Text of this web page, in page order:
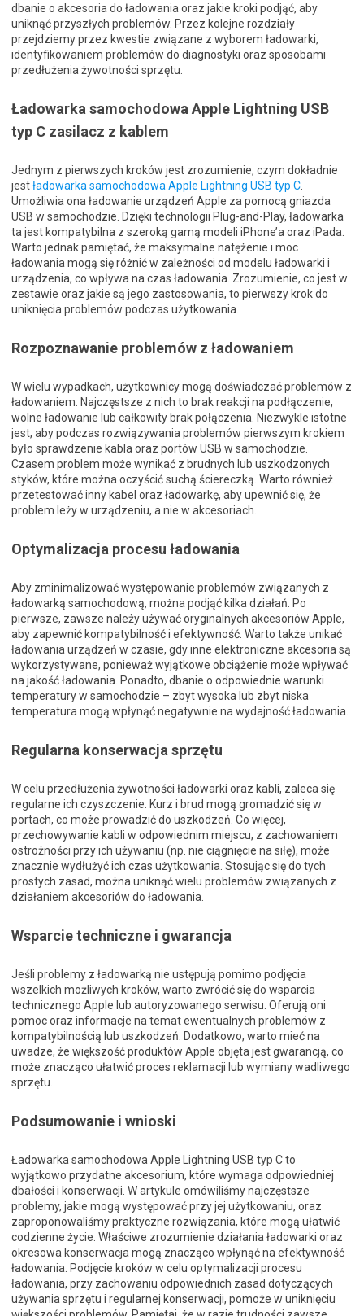
dbanie o akcesoria do ładowania oraz jakie kroki podjąć, aby
uniknąć przyszłych problemów. Przez kolejne rozdziały
przejdziemy przez kwestie związane z wyborem ładowarki,
identyfikowaniem problemów do diagnostyki oraz sposobami
przedłużenia żywotności sprzętu.
Ładowarka samochodowa Apple Lightning USB
typ C zasilacz z kablem
Jednym z pierwszych kroków jest zrozumienie, czym dokładnie
jestładowarka samochodowa Apple Lightning USB typ C.
Umożliwia ona ładowanie urządzeń Apple za pomocą gniazda
USB w samochodzie. Dzięki technologii Plug-and-Play, ładowarka
ta jest kompatybilna z szeroką gamą modeli iPhone’a oraz iPada.
Warto jednak pamiętać, że maksymalne natężenie i moc
ładowania mogą się różnić w zależności od modelu ładowarki i
urządzenia, co wpływa na czas ładowania. Zrozumienie, co jest w
zestawie oraz jakie są jego zastosowania, to pierwszy krok do
uniknięcia problemów podczas użytkowania.
Rozpoznawanie problemów z ładowaniem
W wielu wypadkach, użytkownicy mogą doświadczać problemów z
ładowaniem. Najczęstsze z nich to brak reakcji na podłączenie,
wolne ładowanie lub całkowity brak połączenia. Niezwykle istotne
jest, aby podczas rozwiązywania problemów pierwszym krokiem
było sprawdzenie kabla oraz portów USB w samochodzie.
Czasem problem może wynikać z brudnych lub uszkodzonych
styków, które można oczyścić suchą ściereczką. Warto również
przetestować inny kabel oraz ładowarkę, aby upewnić się, że
problem leży w urządzeniu, a nie w akcesoriach.
Optymalizacja procesu ładowania
Aby zminimalizować występowanie problemów związanych z
ładowarką samochodową, można podjąć kilka działań. Po
pierwsze, zawsze należy używać oryginalnych akcesoriów Apple,
aby zapewnić kompatybilność i efektywność. Warto także unikać
ładowania urządzeń w czasie, gdy inne elektroniczne akcesoria są
wykorzystywane, ponieważ wyjątkowe obciążenie może wpływać
na jakość ładowania. Ponadto, dbanie o odpowiednie warunki
temperatury w samochodzie – zbyt wysoka lub zbyt niska
temperatura mogą wpłynąć negatywnie na wydajność ładowania.
Regularna konserwacja sprzętu
W celu przedłużenia żywotności ładowarki oraz kabli, zaleca się
regularne ich czyszczenie. Kurz i brud mogą gromadzić się w
portach, co może prowadzić do uszkodzeń. Co więcej,
przechowywanie kabli w odpowiednim miejscu, z zachowaniem
ostrożności przy ich używaniu (np. nie ciągnięcie na siłę), może
znacznie wydłużyć ich czas użytkowania. Stosując się do tych
prostych zasad, można uniknąć wielu problemów związanych z
działaniem akcesoriów do ładowania.
Wsparcie techniczne i gwarancja
Jeśli problemy z ładowarką nie ustępują pomimo podjęcia
wszelkich możliwych kroków, warto zwrócić się do wsparcia
technicznego Apple lub autoryzowanego serwisu. Oferują oni
pomoc oraz informacje na temat ewentualnych problemów z
kompatybilnością lub uszkodzeń. Dodatkowo, warto mieć na
uwadze, że większość produktów Apple objęta jest gwarancją, co
może znacząco ułatwić proces reklamacji lub wymiany wadliwego
sprzętu.
Podsumowanie i wnioski
Ładowarka samochodowa Apple Lightning USB typ C to
wyjątkowo przydatne akcesorium, które wymaga odpowiedniej
dbałości i konserwacji. W artykule omówiliśmy najczęstsze
problemy, jakie mogą występować przy jej użytkowaniu, oraz
zaproponowaliśmy praktyczne rozwiązania, które mogą ułatwić
codzienne życie. Właściwe zrozumienie działania ładowarki oraz
okresowa konserwacja mogą znacząco wpłynąć na efektywność
ładowania. Podjęcie kroków w celu optymalizacji procesu
ładowania, przy zachowaniu odpowiednich zasad dotyczących
używania sprzętu i regularnej konserwacji, pomoże w uniknięciu